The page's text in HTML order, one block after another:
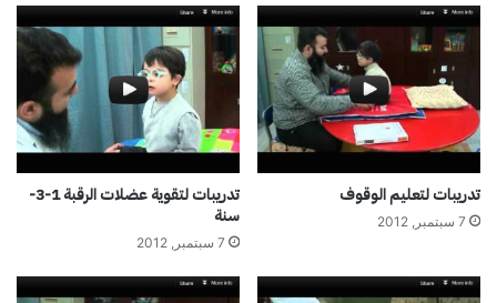
تدريبات لتعليم الوقوف
7 سبتمبر, 2012
تدريبات لتقوية عضلات الرقبة 1-3-
سنة
7 سبتمبر, 2012